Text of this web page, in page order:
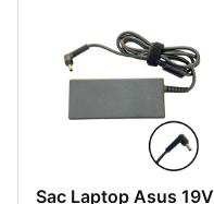
Sạc Laptop Asus 19V